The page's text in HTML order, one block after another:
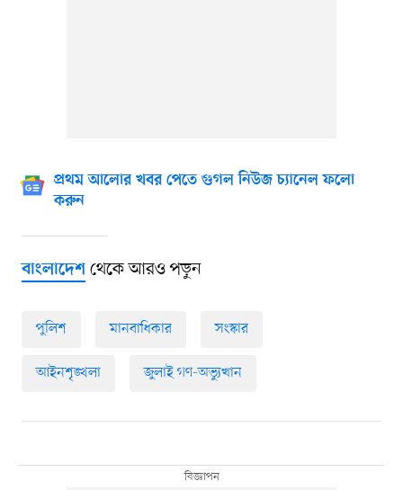
প্রথম আলোর খবর পেতে গুগল নিউজ চ্যানেল ফলো
করুন
বাংলাদেশথেকে আরও পড়ুন
পুলিশ মানবাধিকার সংস্কার
আইনশৃঙ্খলা জুলাই গণ-অভ্যুত্থান